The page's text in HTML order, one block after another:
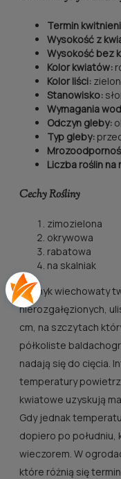
Termin
Wysokość z
Wysokość bez
Kolor kwiatów:
Kolor liści:
Stanowisko:
Wymagania
Odczyn gleby:
Typ gleby:
Liczba roślin na
CechyRośliny
zimozielona
okrywowa
rabatowa
na skalniak
Płomyk wiechowaty
nierozgałęzionych,
cm, na szczytach
półkoliste
nadają się do cięcia.
temperatury
kwiatowe uzyskują
Gdy jednak
dopiero po południu,
wieczorem. W
które różnią się